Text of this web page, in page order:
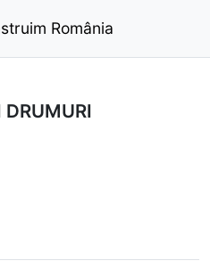
România
DRUMURI